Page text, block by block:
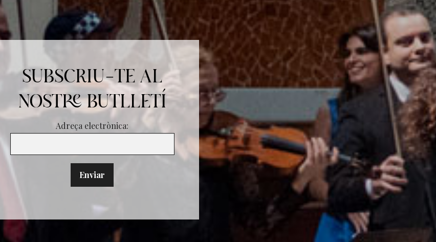
SUBSCRIU-TE AL
NOSTRE BUTLLETÍ
Adreça electrònica: